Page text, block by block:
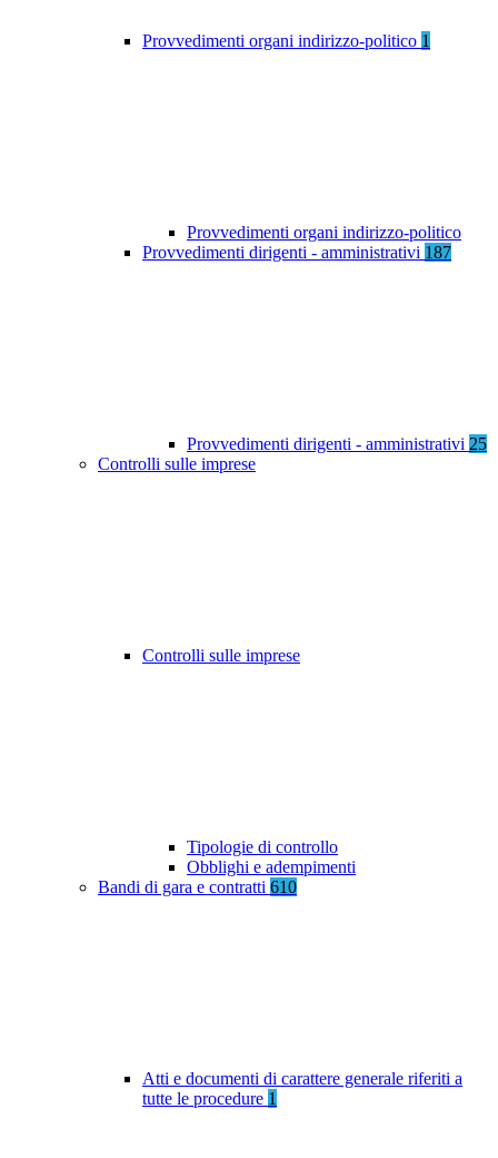
Provvedimenti organi indirizzo-politico 1
Provvedimenti organi indirizzo-politico
Provvedimenti dirigenti - amministrativi 187
Provvedimenti dirigenti - amministrativi 25
Controlli sulle imprese
Controlli sulle imprese
Tipologie di controllo
Obblighi e adempimenti
Bandi di gara e contratti 610
Atti e documenti di carattere generale riferiti a
tutte le procedure 1